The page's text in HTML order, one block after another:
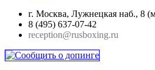
г. Москва, Лужнецкая наб., 8
8 (495) 637-07-42
reception@rusboxing.ru